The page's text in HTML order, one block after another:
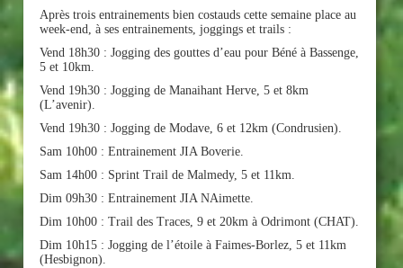
Après trois entrainements bien costauds cette semaine place au
week-end, à ses entrainements, joggings et trails :
Vend 18h30 : Jogging des gouttes d’eau pour Béné à Bassenge,
5 et 10km.
Vend 19h30 : Jogging de Manaihant Herve, 5 et 8km
(L’avenir).
Vend 19h30 : Jogging de Modave, 6 et 12km (Condrusien).
Sam 10h00 : Entrainement JIA Boverie.
Sam 14h00 : Sprint Trail de Malmedy, 5 et 11km.
Dim 09h30 : Entrainement JIA NAimette.
Dim 10h00 : Trail des Traces, 9 et 20km à Odrimont (CHAT).
Dim 10h15 : Jogging de l’étoile à Faimes-Borlez, 5 et 11km
(Hesbignon).